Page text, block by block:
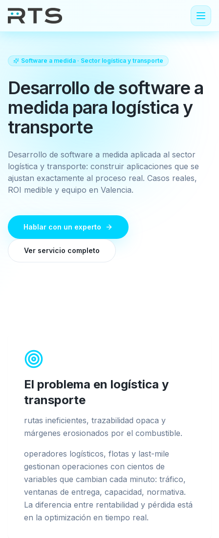
Software a medida · Sector logística y transporte
Desarrollo de software a
medida para logística y
transporte
Desarrollo de software a medida aplicada al sector
logística y transporte: construir aplicaciones que se
ajustan exactamente al proceso real. Casos reales,
ROI medible y equipo en Valencia.
Hablar con un experto
Ver servicio completo
El problema en logística y
transporte
rutas ineficientes, trazabilidad opaca y
márgenes erosionados por el combustible.
operadores logísticos, flotas y last-mile
gestionan operaciones con cientos de
variables que cambian cada minuto: tráfico,
ventanas de entrega, capacidad, normativa.
La diferencia entre rentabilidad y pérdida está
en la optimización en tiempo real.